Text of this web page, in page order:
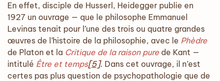
En effet, disciple de Husserl, Heidegger publie en
1927 un ouvrage — que le philosophe Emmanuel
Levinas tenait pour l’une des trois ou quatre grandes
œuvres de l’histoire de la philosophie, avec le Phèdre
de Platon et la Critique de la raison pure de Kant —
intitulé Être et temps[5]. Dans cet ouvrage, il n’est
certes pas plus question de psychopathologie que de